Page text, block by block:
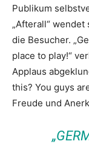
Publikum
„Afterall“
die Besucher.
place to play!“
Applaus
this? You guys
Freude und